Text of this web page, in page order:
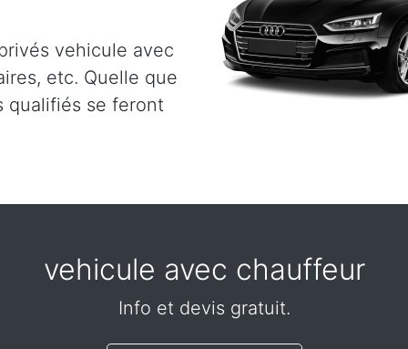
vehicule avec
etc. Quelle que
qualifiés se feront
vehicule avec chauffeur
Info et devis gratuit.